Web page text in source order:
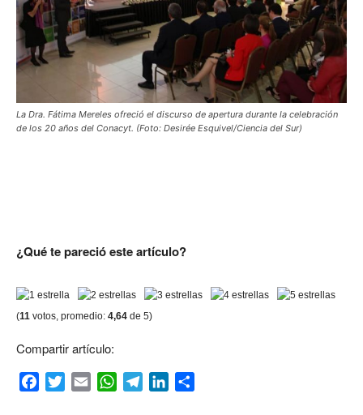
La Dra. Fátima Mereles ofreció el discurso de apertura durante la celebración
de los 20 años del Conacyt. (Foto: Desirée Esquivel/Ciencia del Sur)
¿Qué te pareció este artículo?
(11 votos, promedio: 4,64 de 5)
Compartir artículo:
FacebookTwitterEmail WhatsAppTelegramLinkedIn